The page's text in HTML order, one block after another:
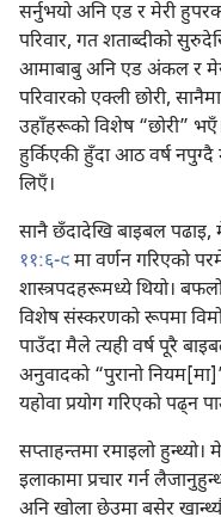
सर्नुभयो अनि एड र मेरी
परिवार, गत शताब्दीको
आमाबाबु अनि एड अंकल र
परिवारको एक्ली छोरी,
उहाँहरूको विशेष “छोरी”
हुर्किएकी हुँदा आठ वर्ष
लिएँ।
सानै छँदादेखि बाइबल पढाइ,
११:६-९मा वर्णन गरिएको
शास्त्रपदहरूमध्ये थियो।
विशेष संस्करणको रूपमा
पाउँदा मैले त्यही वर्ष पूरै
अनुवादको “पुरानो
यहोवा प्रयोग गरिएको पढ्‌न
सप्ताहन्तमा रमाइलो
इलाकामा प्रचार गर्न
अनि खोला छेउमा बसेर